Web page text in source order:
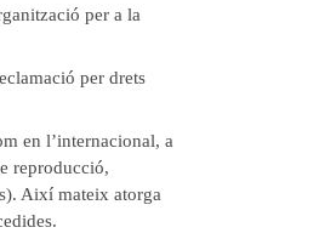
per a la
per drets
en l’internacional, a
reproducció,
Així mateix atorga